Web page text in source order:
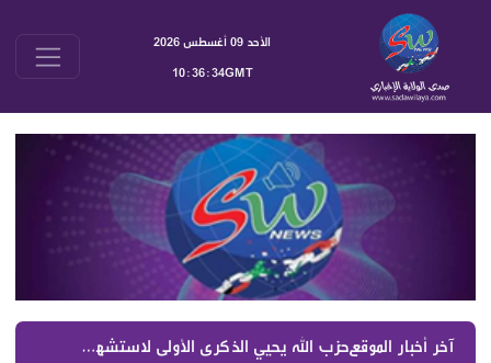
الأحد 09 أغسطس 2026
10:36:34GMT
آخر أخبار الموقع : حزب الله يحيي الذكرى الأولى لاستشهاد الدكتور علاء هاني حيدر في كفردان